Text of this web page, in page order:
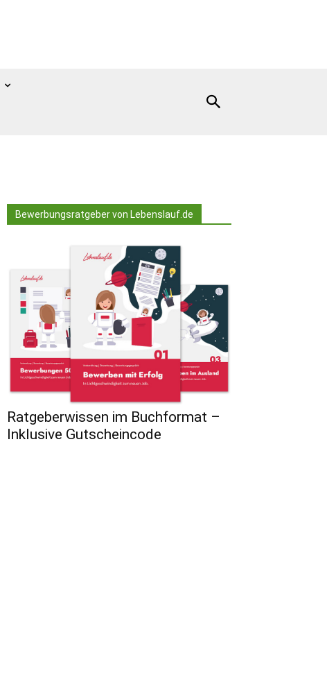
Bewerbungsratgeber von Lebenslauf.de
Ratgeberwissen im Buchformat –
Inklusive Gutscheincode